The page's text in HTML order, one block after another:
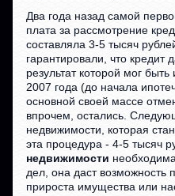
Два года назад самой
плата за рассмотрение
составляла 3-5 тысяч
гарантировали, что кредит
результат которой мог
2007 года (до начала
основной своей массе
впрочем, остались.
недвижимости, которая
эта процедура - 4-5 тысяч
недвижимости
дел, она даст возможность
прироста имущества или